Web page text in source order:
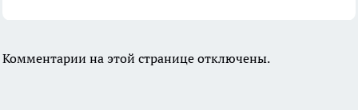
Комментарии на этой странице отключены.